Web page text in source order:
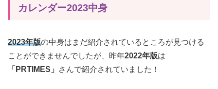
カレンダー2023中身
2023年版の中身はまだ紹介されているところが見つける
ことができませんでしたが、昨年2022年版は
「PRTIMES」
さんで紹介されていました！